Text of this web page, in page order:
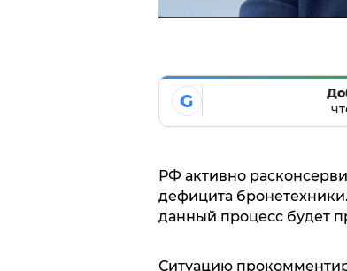
G
РФ активно
дефицита
данный процесс будет
Ситуацию